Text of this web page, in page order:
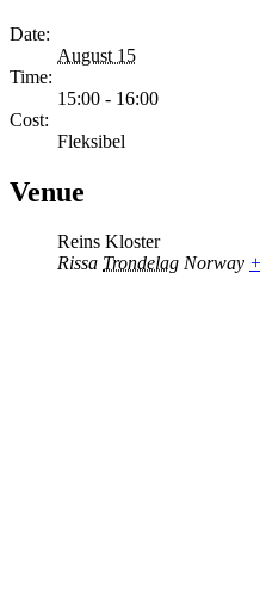
Date:
August 15
Time:
15:00 - 16:00
Cost:
Fleksibel
Venue
Reins Kloster
Rissa Trondelag Norway